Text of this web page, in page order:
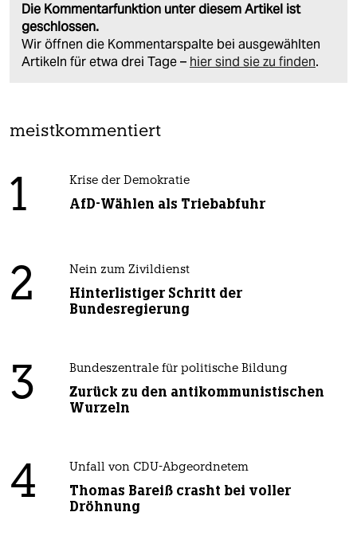
Die Kommentarfunktion unter diesem Artikel ist
geschlossen.
Wir öffnen die Kommentarspalte bei ausgewählten
Artikeln für etwa drei Tage – hier sind sie zu finden.
meistkommentiert
1 Krise der Demokratie
AfD-Wählen als Triebabfuhr
2 Nein zum Zivildienst
Hinterlistiger Schritt der
Bundesregierung
3 Bundeszentrale für politische Bildung
Zurück zu den antikommunistischen
Wurzeln
4 Unfall von CDU-Abgeordnetem
Thomas Bareiß crasht bei voller
Dröhnung